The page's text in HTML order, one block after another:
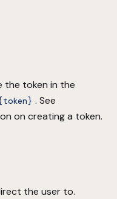
the token in the
. See
on creating a token.
the user to.